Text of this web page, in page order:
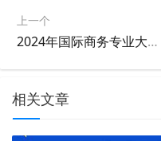
上一个
2024年国际商务专业大学排名及评级结果
相关文章